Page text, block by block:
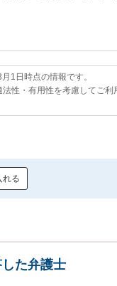
1日時点の情報です。
法性・有用性を考慮してご
れる
た弁護士